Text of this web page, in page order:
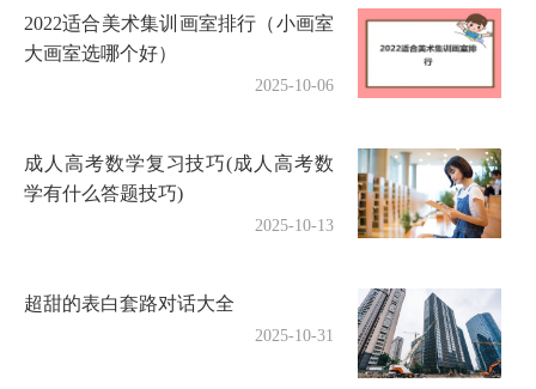
2022适合美术集训画室排行（小画室
大画室选哪个好）
2025-10-06
成人高考数学复习技巧(成人高考数
学有什么答题技巧)
2025-10-13
超甜的表白套路对话大全
2025-10-31